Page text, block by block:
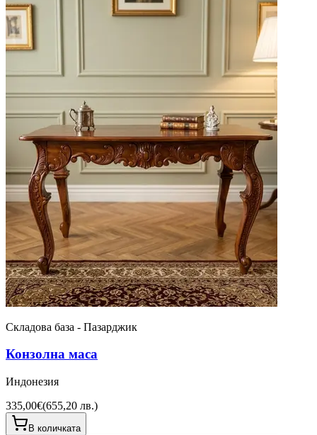
Складова база - Пазарджик
Конзолна маса
Индонезия
335,00€(655,20 лв.)
В количката